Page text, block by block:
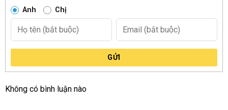
Anh Chị
GỬI
Không có bình luận nào